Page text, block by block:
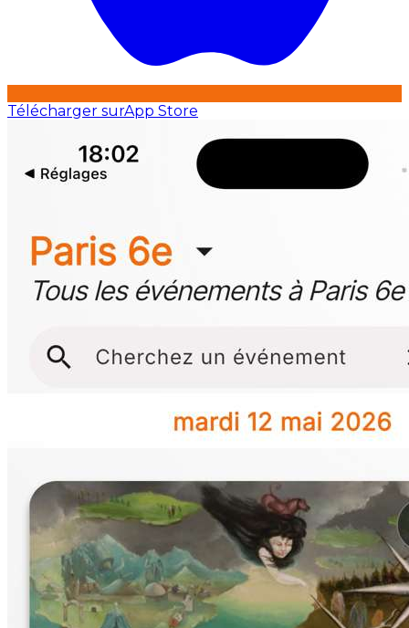
Télécharger surApp Store